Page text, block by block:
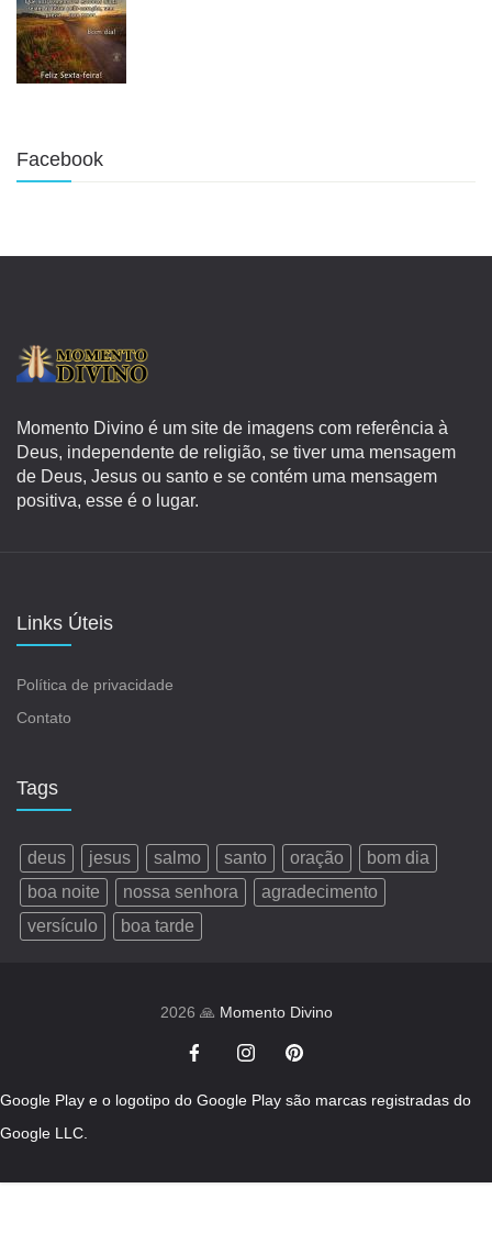
Facebook
Momento Divino é um site de imagens com referência à
Deus, independente de religião, se tiver uma mensagem
de Deus, Jesus ou santo e se contém uma mensagem
positiva, esse é o lugar.
Links Úteis
Política de privacidade
Contato
Tags
deus jesus salmo santo oração
bom dia
boa noite
nossa senhora
agradecimento
versículo
boa tarde
2026 🙏 Momento Divino
Google Play e o logotipo do Google Play são marcas registradas do
Google LLC.